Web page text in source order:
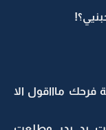
فرحك ماااقول الا